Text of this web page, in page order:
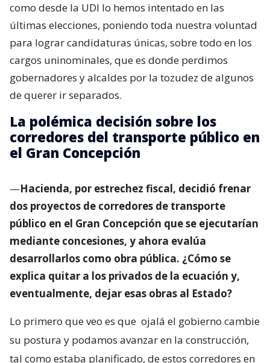
como desde la UDI lo hemos intentado en las
últimas elecciones, poniendo toda nuestra voluntad
para lograr candidaturas únicas, sobre todo en los
cargos uninominales, que es donde perdimos
gobernadores y alcaldes por la tozudez de algunos
de querer ir separados.
La polémica decisión sobre los
corredores del transporte público en
el Gran Concepción
—Hacienda, por estrechez fiscal, decidió frenar
dos proyectos de corredores de transporte
público en el Gran Concepción que se ejecutarían
mediante concesiones, y ahora evalúa
desarrollarlos como obra pública. ¿Cómo se
explica quitar a los privados de la ecuación y,
eventualmente, dejar esas obras al Estado?
Lo primero que veo es que ojalá el gobierno cambie
su postura y podamos avanzar en la construcción,
tal como estaba planificado, de estos corredores en